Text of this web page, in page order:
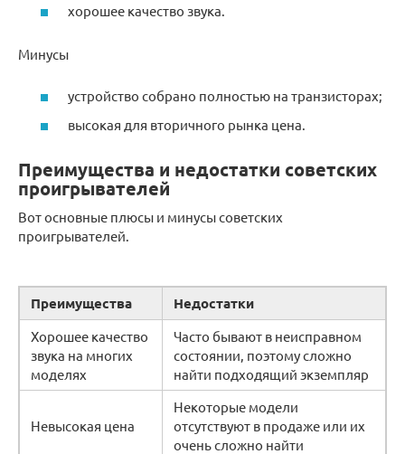
хорошее качество звука.
Минусы
устройство собрано полностью на транзисторах;
высокая для вторичного рынка цена.
Преимущества и недостатки советских
проигрывателей
Вот основные плюсы и минусы советских
проигрывателей.
Преимущества Недостатки
Хорошее качество
звука на многих
моделях
Часто бывают в неисправном
состоянии, поэтому сложно
найти подходящий экземпляр
Невысокая цена
Некоторые модели
отсутствуют в продаже или их
очень сложно найти